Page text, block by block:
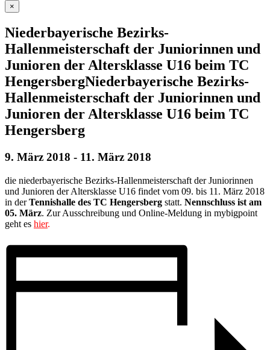
×
Niederbayerische Bezirks-
Hallenmeisterschaft der Juniorinnen und
Junioren der Altersklasse U16 beim TC
HengersbergNiederbayerische Bezirks-
Hallenmeisterschaft der Juniorinnen und
Junioren der Altersklasse U16 beim TC
Hengersberg
9. März 2018 - 11. März 2018
die niederbayerische Bezirks-Hallenmeisterschaft der Juniorinnen
und Junioren der Altersklasse U16 findet vom 09. bis 11. März 2018
in derTennishalle des TC Hengersberg statt. Nennschluss ist am
05. März. Zur Ausschreibung und Online-Meldung in mybigpoint
geht es hier.